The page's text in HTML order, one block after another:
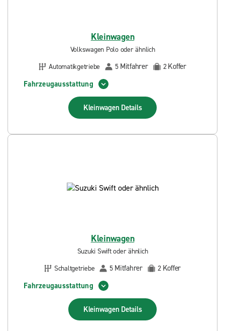
Kleinwagen
Volkswagen Polo oder ähnlich
Automatikgetriebe
5 Mitfahrer 2Koffer
Fahrzeugausstattung
Kleinwagen Details
Kleinwagen
Suzuki Swift oder ähnlich
Schaltgetriebe
5 Mitfahrer 2 Koffer
Fahrzeugausstattung
Kleinwagen Details